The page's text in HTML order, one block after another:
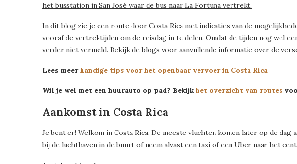
het busstation in San José waar de bus naar La Fortuna vertrekt.
In dit blog zie je een route door Costa Rica met indicaties van de
vooraf de vertrektijden om de reisdag in te delen. Omdat de tijden nog wel
verder niet vermeld. Bekijk de blogs voor aanvullende informatie over de
Lees meerhandige tips voor het openbaar vervoer in Costa Rica
Wil je wel met een huurauto op pad? Bekijk het overzicht van routes
Aankomst in Costa Rica
Je bent er! Welkom in Costa Rica. De meeste vluchten komen later op de dag
bij de luchthaven in de buurt of neem alvast een taxi of een Uber naar het